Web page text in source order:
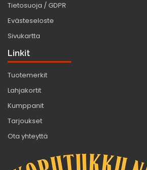
Tietosuoja / GDPR
Evästeseloste
Sivukartta
Linkit
Tuotemerkit
Lahjakortit
Kumppanit
Tarjoukset
Ota yhteyttä